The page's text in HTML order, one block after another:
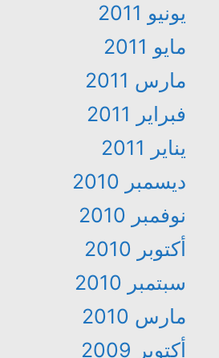
يونيو 2011
مايو 2011
مارس 2011
فبراير 2011
يناير 2011
ديسمبر 2010
نوفمبر 2010
أكتوبر 2010
سبتمبر 2010
مارس 2010
أكتوبر 2009